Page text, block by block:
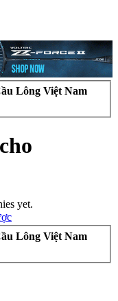
Lông Việt Nam
yet.
Lông Việt Nam